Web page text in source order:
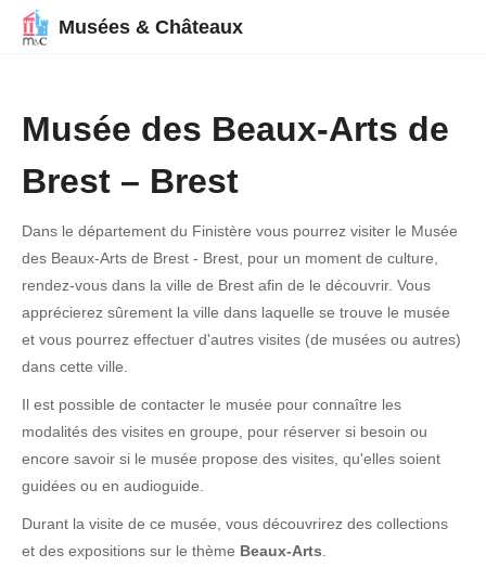
Musées & Châteaux
Musée des Beaux-Arts de
Brest – Brest
Dans le département du Finistère vous pourrez visiter le Musée
des Beaux-Arts de Brest - Brest, pour un moment de culture,
rendez-vous dans la ville de Brest afin de le découvrir. Vous
apprécierez sûrement la ville dans laquelle se trouve le musée
et vous pourrez effectuer d'autres visites (de musées ou autres)
dans cette ville.
Il est possible de contacter le musée pour connaître les
modalités des visites en groupe, pour réserver si besoin ou
encore savoir si le musée propose des visites, qu'elles soient
guidées ou en audioguide.
Durant la visite de ce musée, vous découvrirez des collections
et des expositions sur le thème Beaux-Arts